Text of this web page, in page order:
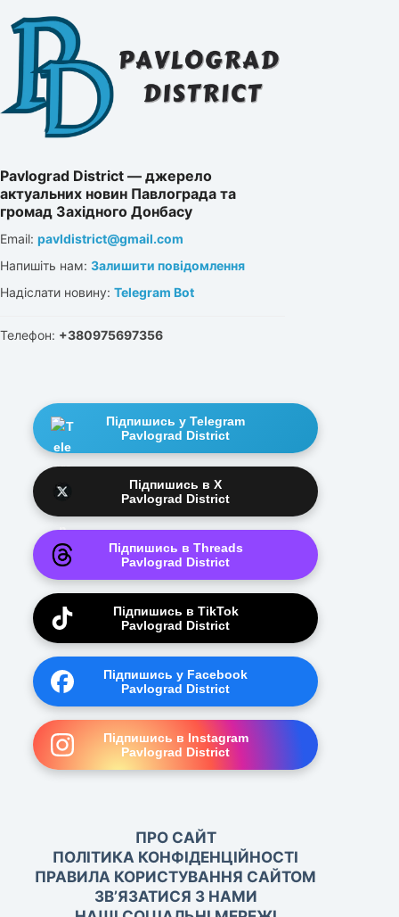
Pavlograd District — джерело
актуальних новин Павлограда та
громад Західного Донбасу
Email: pavldistrict@gmail.com
Напишіть нам: Залишити повідомлення
Надіслати новину: Telegram Bot
Телефон: +380975697356
Підпишись у Telegram
Pavlograd District
Підпишись в X
Pavlograd District
Підпишись в Threads
Pavlograd District
Підпишись в TikTok
Pavlograd District
Підпишись у Facebook
Pavlograd District
Підпишись в Instagram
Pavlograd District
ПРО САЙТ
ПОЛІТИКА КОНФІДЕНЦІЙНОСТІ
ПРАВИЛА КОРИСТУВАННЯ САЙТОМ
ЗВ’ЯЗАТИСЯ З НАМИ